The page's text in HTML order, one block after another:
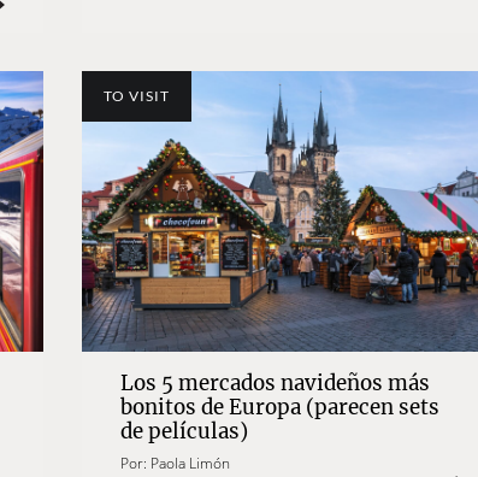
TO VISIT
Los 5 mercados navideños más
bonitos de Europa (parecen sets
de películas)
Por: Paola Limón